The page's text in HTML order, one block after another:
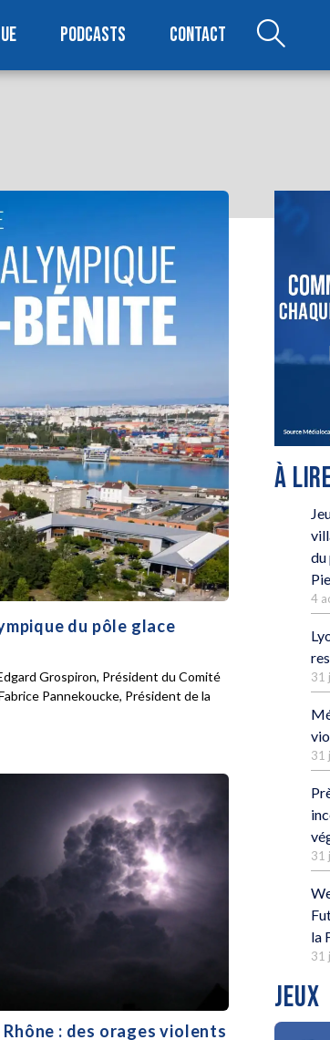
PODCASTS CONTACT
du pôle glace
Grospiron, Président du Comité
Pannekoucke, Président de la
: des orages violents
À
du
4
31
31
31
la
31
JEUX